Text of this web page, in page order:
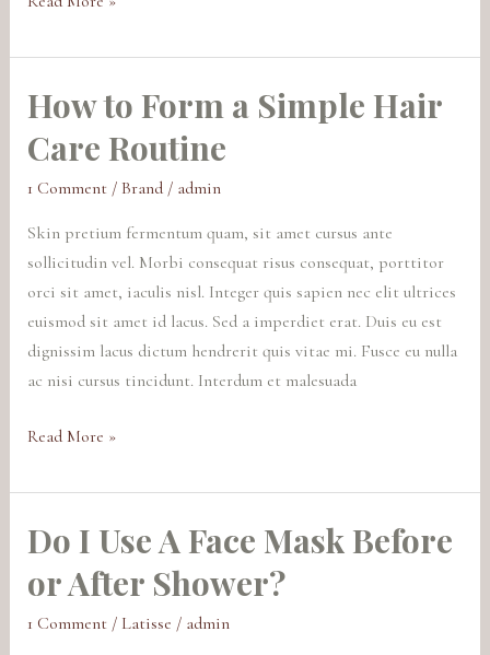
How to Form a Simple Hair
Care Routine
1 Comment / Brand/ admin
Skin pretium fermentum quam, sit amet cursus ante
sollicitudin vel. Morbi consequat risus consequat, porttitor
orci sit amet, iaculis nisl. Integer quis sapien nec elit ultrices
euismod sit amet id lacus. Sed a imperdiet erat. Duis eu est
dignissim lacus dictum hendrerit quis vitae mi. Fusce eu nulla
ac nisi cursus tincidunt. Interdum et malesuada
How
Form
a
Hair
Care
Routine
Read More »
Do I Use A Face Mask Before
or After Shower?
1 Comment / Latisse / admin
Do
Use
A